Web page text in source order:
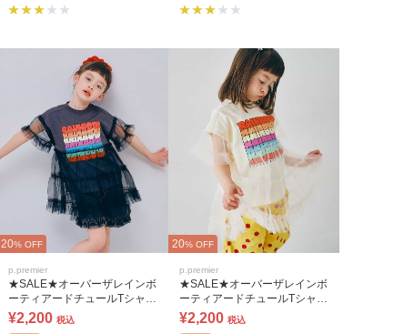
20% OFF
p.premier
★SALE★オーバーザレインボ
ーティアードチュールTシャツ
リンク
¥2,200 税込
20% OFF
p.premier
★SALE★オーバーザレインボ
ーティアードチュールTシャツ
リンク
¥2,200 税込